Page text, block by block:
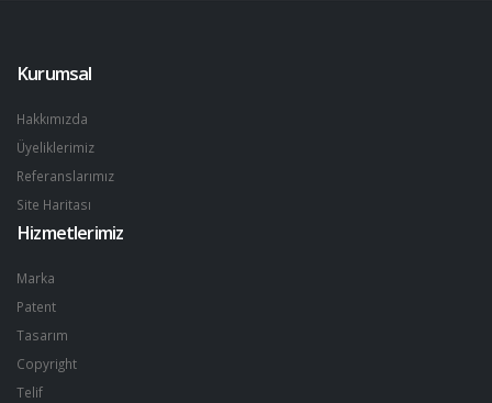
Kurumsal
Hakkımızda
Üyeliklerimiz
Referanslarımız
Site Haritası
Hizmetlerimiz
Marka
Patent
Tasarım
Copyright
Telif